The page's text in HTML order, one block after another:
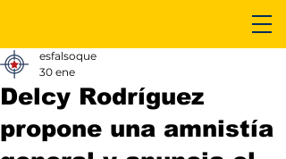
Delcy Rodríguez
propone una amnistía
esfalsoque
30 ene